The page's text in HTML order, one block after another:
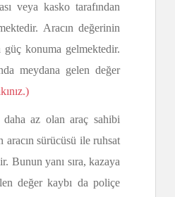
veya kasko tarafından
Aracın değerinin
güç konuma gelmektedir.
meydana gelen değer
daha az olan araç sahibi
aracın sürücüsü ile ruhsat
Bunun yanı sıra, kazaya
değer kaybı da poliçe